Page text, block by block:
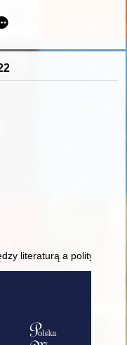
internowani w Prusach
: obrazy z życia
literaturą a polityką :